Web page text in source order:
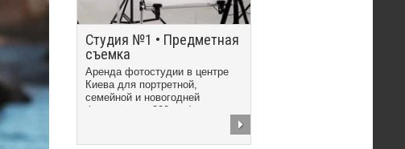
Студия №1 • Предметная
съемка
Аренда фотостудии в центре
Киева для портретной,
семейной и новогодней
фотосъемки. 300 грн/час